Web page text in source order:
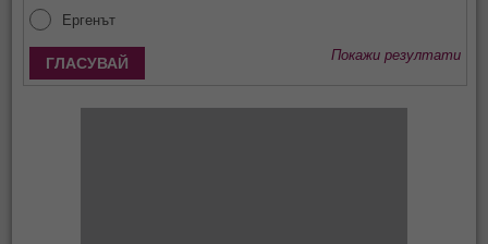
Ергенът
Покажи резултати